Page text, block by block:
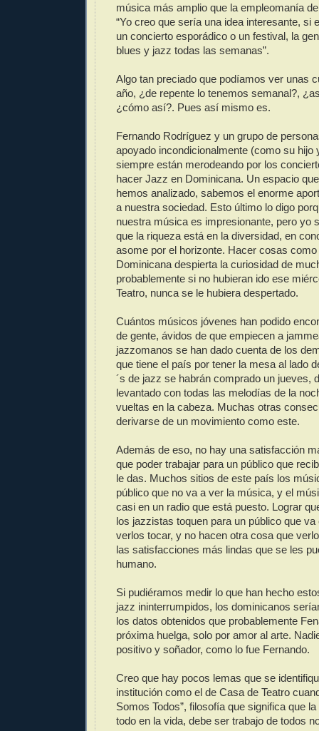
música más amplio que la empleomanía
“Yo creo que sería una idea interesante, si
un concierto esporádico o un festival, la
blues y jazz todas las semanas”.
Algo tan preciado que podíamos ver unas
año, ¿de repente lo tenemos semanal?,
¿cómo así?. Pues así mismo es.
Fernando Rodríguez y un grupo de
apoyado incondicionalmente (como su hijo
siempre están merodeando por los
hacer Jazz en Dominicana. Un espacio
hemos analizado, sabemos el enorme
a nuestra sociedad. Esto último lo digo
nuestra música es impresionante, pero yo
que la riqueza está en la diversidad, en
asome por el horizonte. Hacer cosas
Dominicana despierta la curiosidad de
probablemente si no hubieran ido ese
Teatro, nunca se le hubiera despertado.
Cuántos músicos jóvenes han podido
de gente, ávidos de que empiecen a
jazzomanos se han dado cuenta de los
que tiene el país por tener la mesa al lado
´s de jazz se habrán comprado un jueves,
levantado con todas las melodías de la
vueltas en la cabeza. Muchas otras
derivarse de un movimiento como este.
Además de eso, no hay una satisfacción
que poder trabajar para un público que
le das. Muchos sitios de este país los
público que no va a ver la música, y el
casi en un radio que está puesto. Lograr
los jazzistas toquen para un público que
verlos tocar, y no hacen otra cosa que
las satisfacciones más lindas que se les
humano.
Si pudiéramos medir lo que han hecho
jazz ininterrumpidos, los dominicanos
los datos obtenidos que probablemente
próxima huelga, solo por amor al arte.
positivo y soñador, como lo fue Fernando.
Creo que hay pocos lemas que se
institución como el de Casa de Teatro
Somos Todos”, filosofía que significa que
todo en la vida, debe ser trabajo de todos